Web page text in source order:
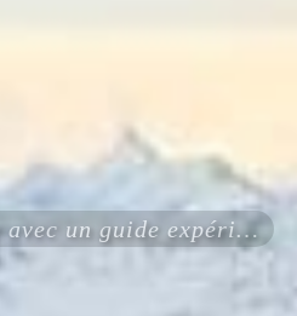
raid a ski + suisse avec un guide expérimenté certifié ENSA UIAGM